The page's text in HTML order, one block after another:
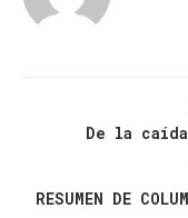
De la
RESUMEN DE